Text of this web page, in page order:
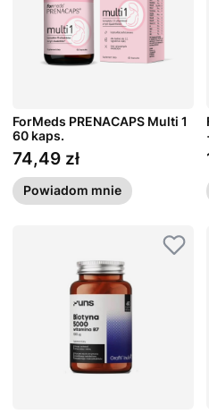
ForMeds PRENACAPS Multi 1
60 kaps.
Cena
74,49 zł
Powiadom mnie